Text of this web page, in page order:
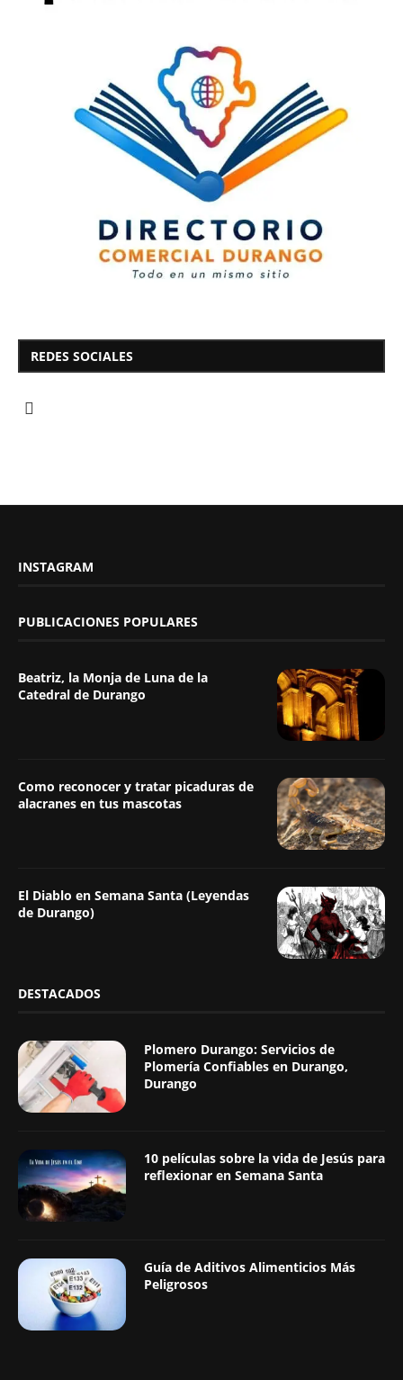
REDES SOCIALES
INSTAGRAM
PUBLICACIONES POPULARES
Beatriz, la Monja de Luna de la
Catedral de Durango
Como reconocer y tratar picaduras de
alacranes en tus mascotas
El Diablo en Semana Santa (Leyendas
de Durango)
DESTACADOS
Plomero Durango: Servicios de
Plomería Confiables en Durango,
Durango
10 películas sobre la vida de Jesús para
reflexionar en Semana Santa
Guía de Aditivos Alimenticios Más
Peligrosos